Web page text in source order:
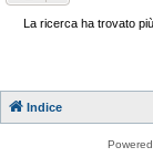
La ricerca ha trovato
Indice